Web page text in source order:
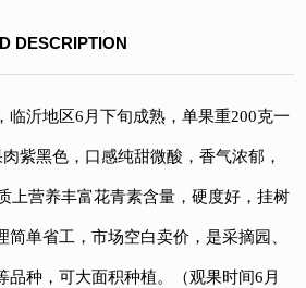
DESCRIPTION
临沂地区6月下旬成熟，单果重200克一
紫黑色，口感纯甜微酸，香气浓郁，
上营养丰富花青素含量，硬度好，挂树
简单省工，市场空白卖价，是采摘园、
品种，可大面积种植。（观果时间6月